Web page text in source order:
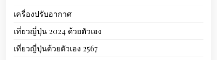
เครื่องปรับอากาศ
เที่ยวญี่ปุ่น 2024 ด้วยตัวเอง
เที่ยวญี่ปุ่นด้วยตัวเอง 2567